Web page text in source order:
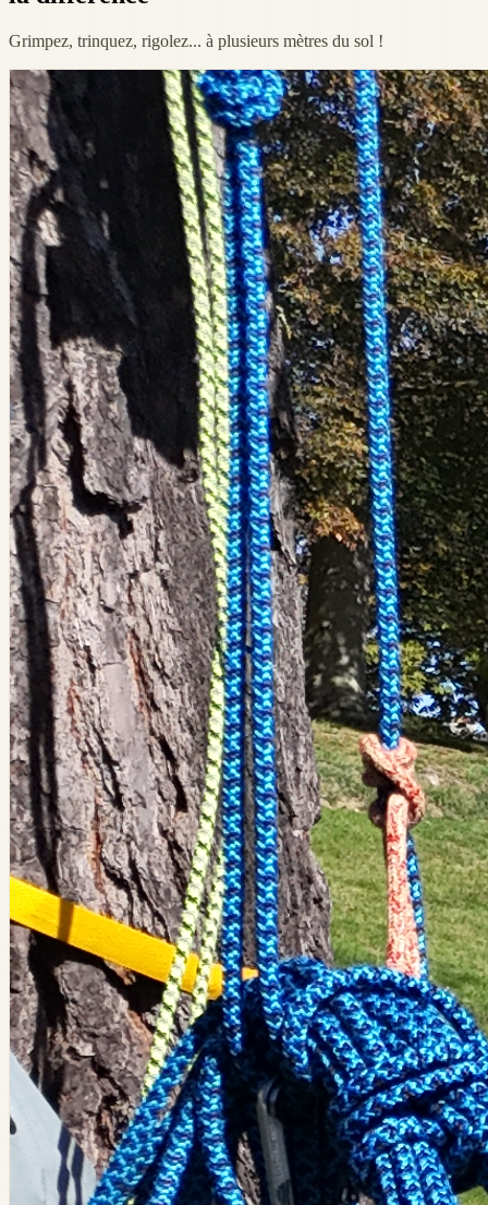
Grimpez, trinquez, rigolez... à plusieurs mètres du sol !